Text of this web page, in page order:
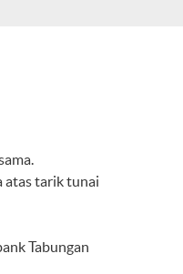
atas tarik tunai
Tabungan